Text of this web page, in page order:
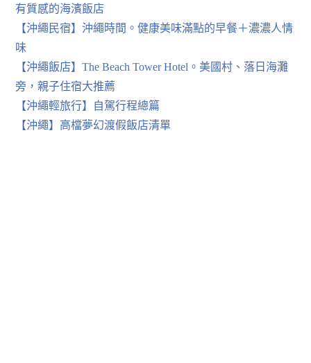
有質感的海濱飯店
【沖繩民宿】沖繩時間。健康美味滿點的早餐＋濃濃人情
味
【沖繩飯店】The Beach Tower Hotel。美國村、落日海灘
旁，親子住宿大推薦
【沖繩輕旅行】自駕行程總篇
【沖繩】高檔夢幻渡假飯店清單